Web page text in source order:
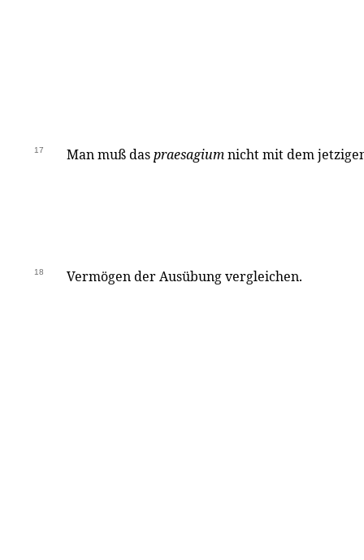
17 Man muß daspraesagiumnicht mit dem
18 Vermögen der Ausübung vergleichen.